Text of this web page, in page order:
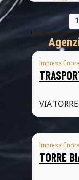
1
Impresa
VIA
Impresa
TORRE